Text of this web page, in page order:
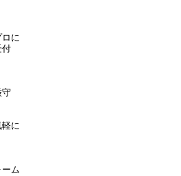
に
付
守
に
ム